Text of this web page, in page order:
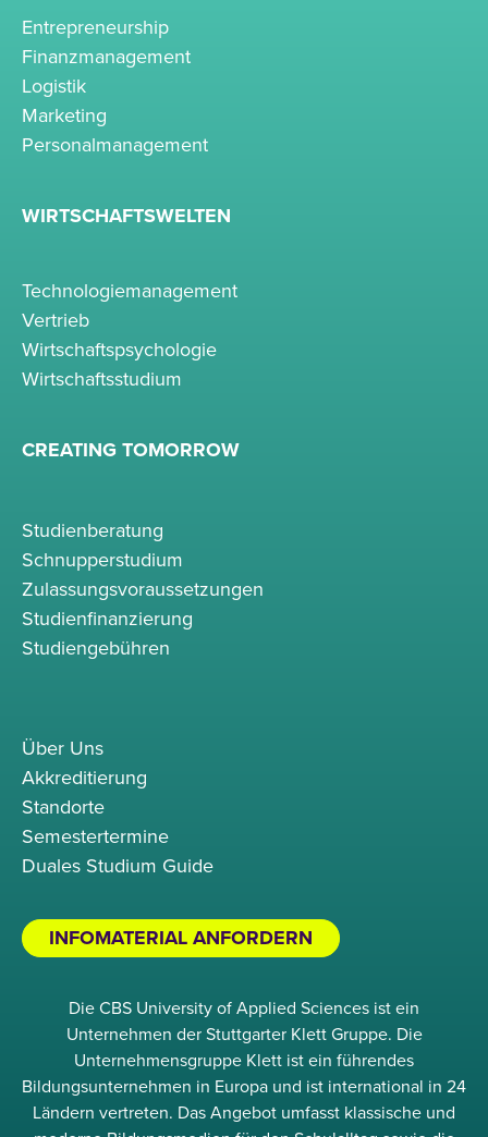
Entrepreneurship
Finanzmanagement
Logistik
Marketing
Personalmanagement
WIRTSCHAFTSWELTEN
Technologiemanagement
Vertrieb
Wirtschaftspsychologie
Wirtschaftsstudium
CREATING TOMORROW
Studienberatung
Schnupperstudium
Zulassungsvoraussetzungen
Studienfinanzierung
Studiengebühren
Über Uns
Akkreditierung
Standorte
Semestertermine
Duales Studium Guide
INFOMATERIAL ANFORDERN
Die CBS University of Applied Sciences ist ein
Unternehmen der Stuttgarter Klett Gruppe. Die
Unternehmensgruppe Klett ist ein führendes
Bildungsunternehmen in Europa und ist international in 24
Ländern vertreten. Das Angebot umfasst klassische und